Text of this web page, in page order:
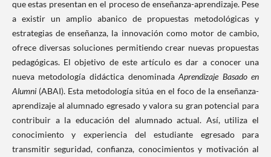
que estas presentan en el proceso de enseñanza-aprendizaje. Pese
a existir un amplio abanico de propuestas metodológicas y
estrategias de enseñanza, la innovación como motor de cambio,
ofrece diversas soluciones permitiendo crear nuevas propuestas
pedagógicas. El objetivo de este artículo es dar a conocer una
nueva metodología didáctica denominadaAprendizaje Basado en
Alumni(ABAI). Esta metodología sitúa en el foco de la enseñanza-
aprendizaje al alumnado egresado y valora su gran potencial para
contribuir a la educación del alumnado actual. Así, utiliza el
conocimiento y experiencia del estudiante egresado para
transmitir seguridad, confianza, conocimientos y motivación al